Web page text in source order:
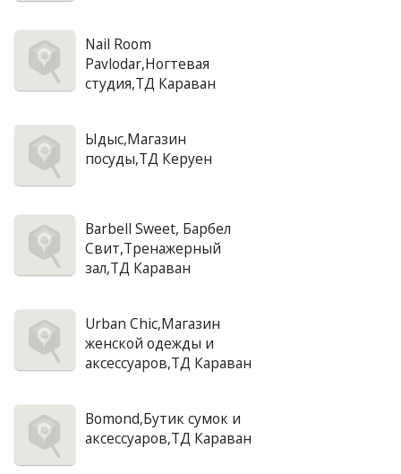
Nail Room
Pavlodar,Ногтевая
студия,ТД Караван
Ыдыс,Магазин
посуды,ТД Керуен
Barbell Sweet, Барбел
Свит,Тренажерный
зал,ТД Караван
Urban Chic,Магазин
женской одежды и
аксессуаров,ТД Караван
Bomond,Бутик сумок и
аксессуаров,ТД Караван